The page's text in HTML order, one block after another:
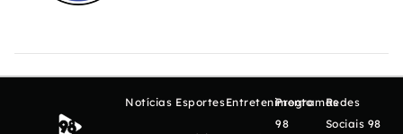
Notícias EsportesEntretenimento
Programas
98
Redes
Sociais 98